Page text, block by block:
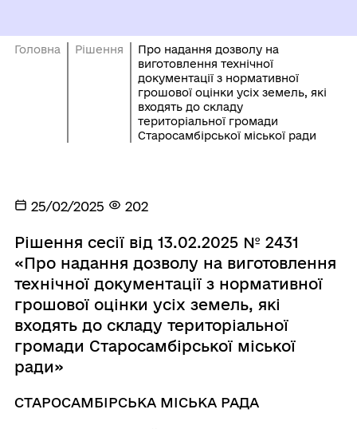
Головна Рішення
Про надання дозволу на
виготовлення технічної
документації з нормативної
грошової оцінки усіх земель, які
входять до складу
територіальної громади
Старосамбірської міської ради
25/02/2025 202
Рішення сесії від 13.02.2025 № 2431
«Про надання дозволу на виготовлення
технічної документації з нормативної
грошової оцінки усіх земель, які
входять до складу територіальної
громади Старосамбірської міської
ради»
СТАРОСАМБІРСЬКА МІСЬКА РАДА